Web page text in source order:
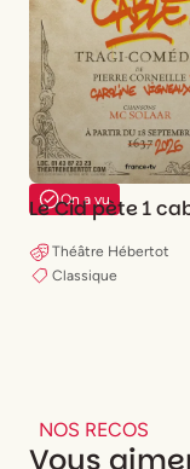
On a vu
Le Cid pète 1
Théâtre Hébertot
Classique
NOS RECOS
Vous